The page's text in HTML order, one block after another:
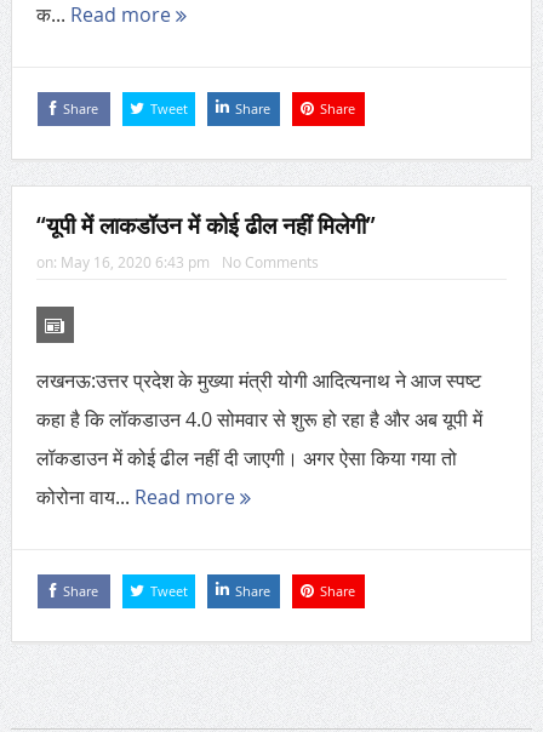
क... Read more
Share Tweet Share Share
“यूपी में लाकडॉउन में कोई ढील नहीं मिलेगी”
on: May 16, 2020 6:43 pm No Comments
लखनऊ:उत्तर प्रदेश के मुख्या मंत्री योगी आदित्यनाथ ने आज स्पष्ट
कहा है कि लॉकडाउन 4.0 सोमवार से शुरू हो रहा है और अब यूपी में
लॉकडाउन में कोई ढील नहीं दी जाएगी। अगर ऐसा किया गया तो
कोरोना वाय... Read more
Share Tweet Share Share